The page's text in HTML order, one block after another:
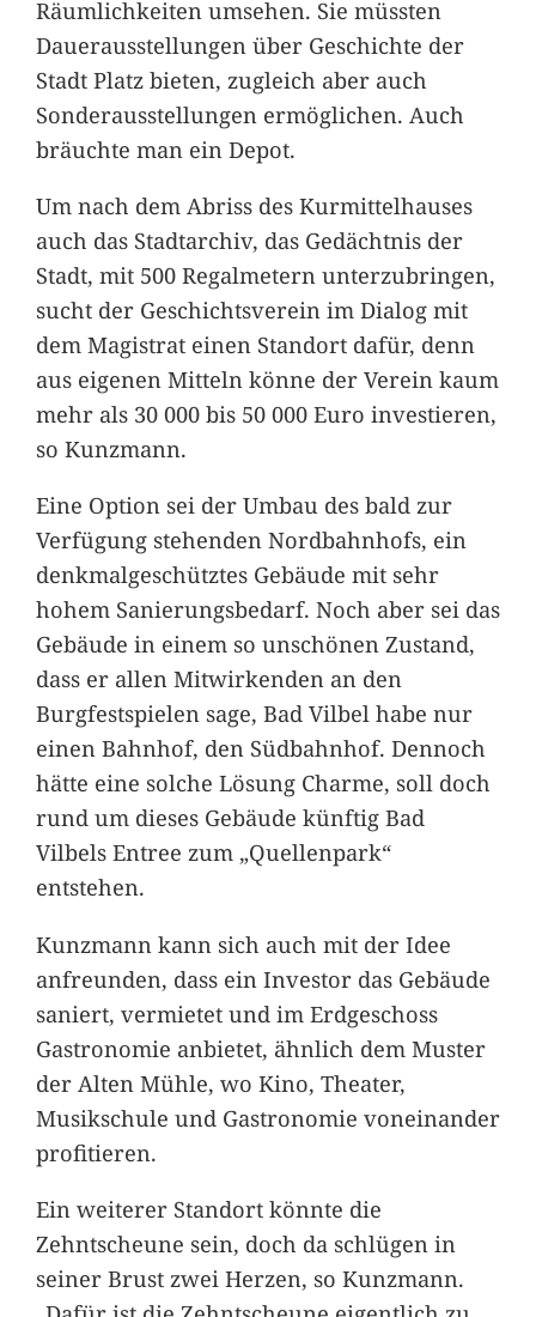
Räumlichkeiten umsehen. Sie müssten
Dauerausstellungen über Geschichte der
Stadt Platz bieten, zugleich aber auch
Sonderausstellungen ermöglichen. Auch
bräuchte man ein Depot.
Um nach dem Abriss des Kurmittelhauses
auch das Stadtarchiv, das Gedächtnis der
Stadt, mit 500 Regalmetern unterzubringen,
sucht der Geschichtsverein im Dialog mit
dem Magistrat einen Standort dafür, denn
aus eigenen Mitteln könne der Verein kaum
mehr als 30 000 bis 50 000 Euro investieren,
so Kunzmann.
Eine Option sei der Umbau des bald zur
Verfügung stehenden Nordbahnhofs, ein
denkmalgeschütztes Gebäude mit sehr
hohem Sanierungsbedarf. Noch aber sei das
Gebäude in einem so unschönen Zustand,
dass er allen Mitwirkenden an den
Burgfestspielen sage, Bad Vilbel habe nur
einen Bahnhof, den Südbahnhof. Dennoch
hätte eine solche Lösung Charme, soll doch
rund um dieses Gebäude künftig Bad
Vilbels Entree zum „Quellenpark“
entstehen.
Kunzmann kann sich auch mit der Idee
anfreunden, dass ein Investor das Gebäude
saniert, vermietet und im Erdgeschoss
Gastronomie anbietet, ähnlich dem Muster
der Alten Mühle, wo Kino, Theater,
Musikschule und Gastronomie voneinander
profitieren.
Ein weiterer Standort könnte die
Zehntscheune sein, doch da schlügen in
seiner Brust zwei Herzen, so Kunzmann.